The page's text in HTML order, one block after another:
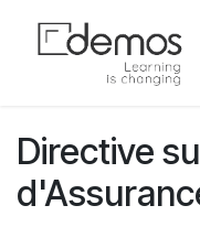
Directive